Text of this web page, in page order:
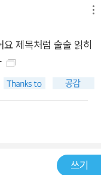
제목처럼 술술 읽히
쓰기